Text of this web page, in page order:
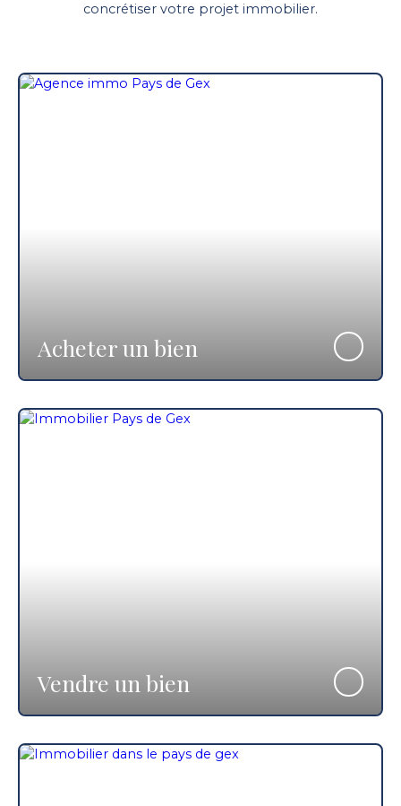
concrétiser votre projet immobilier.
Acheter un bien
Vendre un bien